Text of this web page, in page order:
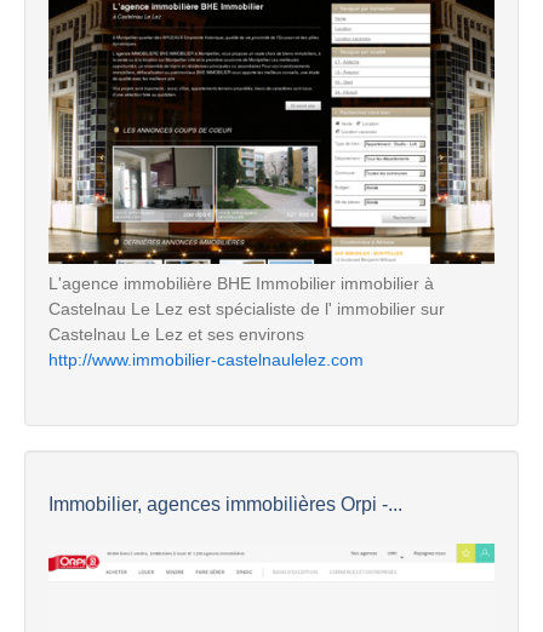
L'agence immobilière BHE Immobilier immobilier à
Castelnau Le Lez est spécialiste de l' immobilier sur
Castelnau Le Lez et ses environs
http://www.immobilier-castelnaulelez.com
Immobilier, agences immobilières Orpi -...